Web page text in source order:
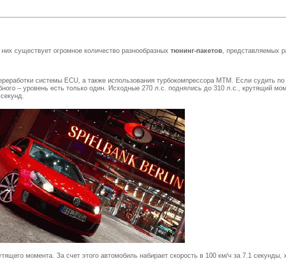
существует огромное количество разнообразных тюнинг-пакетов, представляемых
системы ECU, а также использования турбокомпрессора MTM. Если судить
– уровень есть только один. Исходные 270 л.с. поднялись до 310 л.с., крутящий
момента. За счет этого автомобиль набирает скорость в 100 км/ч за 7.1 секунды,